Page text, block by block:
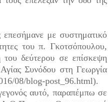
με συστηματικό
του π. Γκοτσόπουλου,
δεύτερου σε επίσκεψη
Αγίας Συνόδου στη Γεωργία
08/blog-post_96.html).
αυτό, παραπέμπω σε